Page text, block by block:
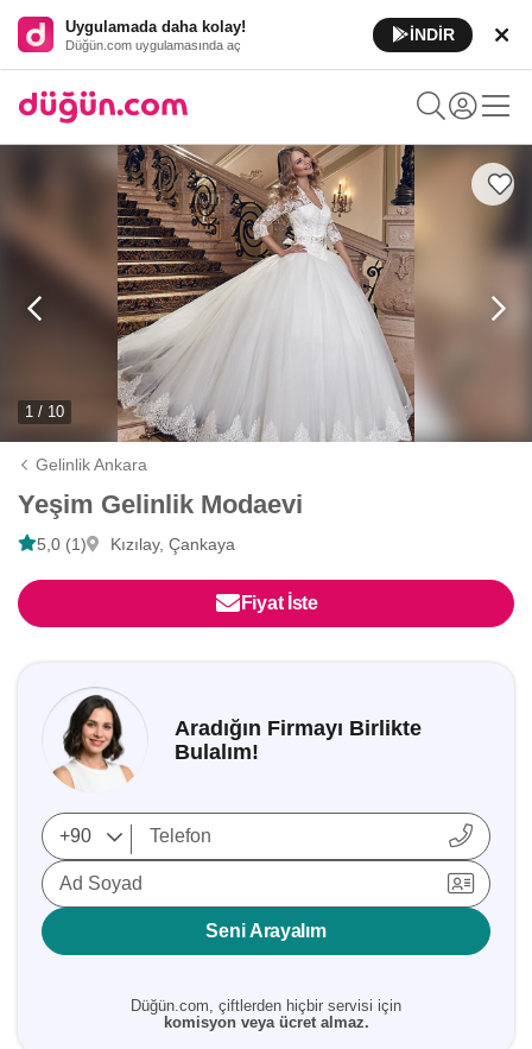
Uygulamada daha kolay!
Düğün.com uygulamasında aç
İNDİR
1 / 10
Gelinlik Ankara
Yeşim Gelinlik Modaevi
5,0 (1) Kızılay, Çankaya
Fiyat İste
Aradığın Firmayı Birlikte
Bulalım!
Ad Soyad
Seni Arayalım
Düğün.com, çiftlerden hiçbir servisi için
komisyon veya ücret almaz.